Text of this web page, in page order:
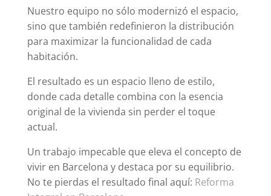
Nuestro equipo no sólo modernizó el espacio,
sino que también redefinieron la distribución
para maximizar la funcionalidad de cada
habitación.
El resultado es un espacio lleno de estilo,
donde cada detalle combina con la esencia
original de la vivienda sin perder el toque
actual.
Un trabajo impecable que eleva el concepto de
vivir en Barcelona y destaca por su equilibrio.
No te pierdas el resultado final aquí: Reforma